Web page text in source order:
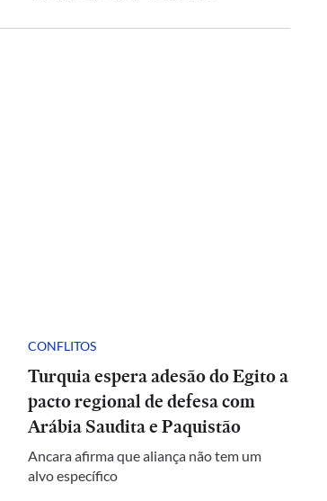
CONFLITOS
Turquia espera adesão do Egito a
pacto regional de defesa com
Arábia Saudita e Paquistão
Ancara afirma que aliança não tem um
alvo específico